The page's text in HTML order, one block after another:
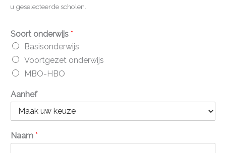
u geselecteerde scholen.
Soort onderwijs *
Basisonderwijs
Voortgezet onderwijs
MBO-HBO
Aanhef
Naam *